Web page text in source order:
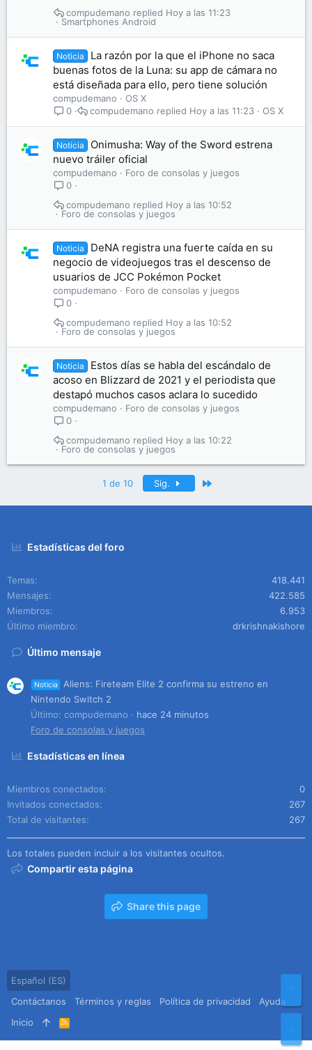
Smartphones Android
Hoy a las 11:23
compudemano
Noticia
La razón por la que el iPhone no saca
buenas fotos de la Luna: su app de cámara no
está diseñada para ello, pero tiene solución
compudemano
OS X
0
OS X
Hoy a las 11:23
compudemano
Noticia
Onimusha: Way of the Sword estrena
nuevo tráiler oficial
compudemano
Foro de consolas y juegos
0
Foro de consolas y juegos
Hoy a las 10:52
compudemano
Noticia
DeNA registra una fuerte caída en su
negocio de videojuegos tras el descenso de
usuarios de JCC Pokémon Pocket
compudemano
Foro de consolas y juegos
0
Foro de consolas y juegos
Hoy a las 10:52
compudemano
Noticia
Estos días se habla del escándalo de
acoso en Blizzard de 2021 y el periodista que
destapó muchos casos aclara lo sucedido
compudemano
Foro de consolas y juegos
0
Foro de consolas y juegos
Hoy a las 10:22
compudemano
1 de 10 Sig.
Estadísticas del foro
Temas
418.441
Mensajes
422.585
Miembros
6.953
Último miembro
drkrishnakishore
Último mensaje
Noticia
Aliens: Fireteam Elite 2 confirma su estreno en
Nintendo Switch 2
Último: compudemano
hace 24 minutos
Foro de consolas y juegos
Estadísticas en línea
Miembros conectados
0
Invitados conectados
267
Total de visitantes
267
Los totales pueden incluir a los visitantes ocultos.
Compartir esta página
Share this page
Español (ES)
Contáctanos
Términos y reglas Política de privacidad
Ayuda
Inicio
R
S
S